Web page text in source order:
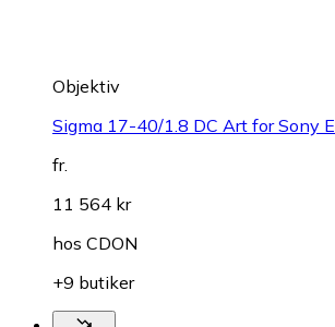
Objektiv
Sigma 17-40/1.8 DC Art for Sony E
fr.
11 564 kr
hos CDON
+9 butiker